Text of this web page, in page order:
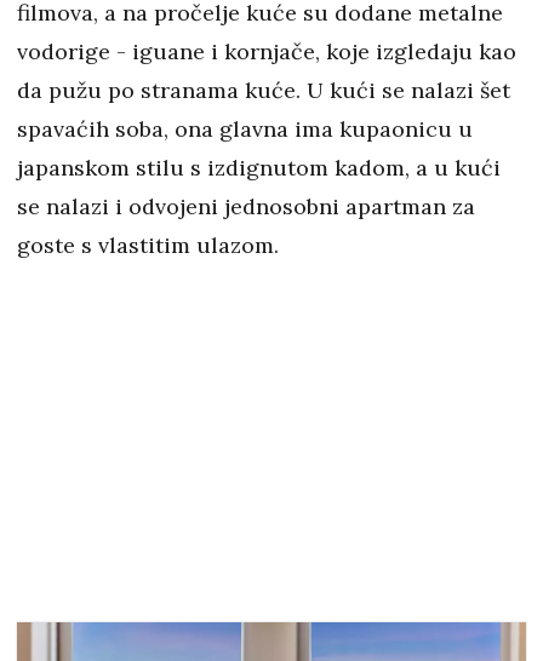
filmova, a na pročelje kuće su dodane metalne
vodorige - iguane i kornjače, koje izgledaju kao
da pužu po stranama kuće. U kući se nalazi šet
spavaćih soba, ona glavna ima kupaonicu u
japanskom stilu s izdignutom kadom, a u kući
se nalazi i odvojeni jednosobni apartman za
goste s vlastitim ulazom.